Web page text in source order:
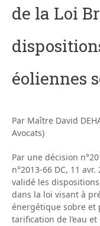
de la Loi
éoliennes
Par Maître David
Avocats)
Par une décision
n°2013-66 DC, 11
validé les
dans la loi visant à
énergétique sobre et
tarification de l’eau